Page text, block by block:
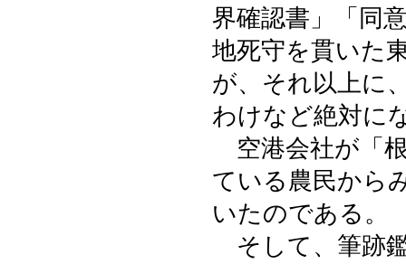
界確認書」「同
地死守を貫いた
が、それ以上に
わけなど絶対に
空港会社が「
ている農民から
いたのである。
そして、筆跡